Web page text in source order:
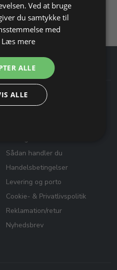
4 varer af 4
KUNDESERVICE
Sådan handler du
Handelsbetingelser
Levering og porto
Cookie- & Privatlivspolitik
Reklamation/retur
Nyhedsbrev
Ved at bruge
du samtykke til
med
Læs mere
ALLE
ALLE